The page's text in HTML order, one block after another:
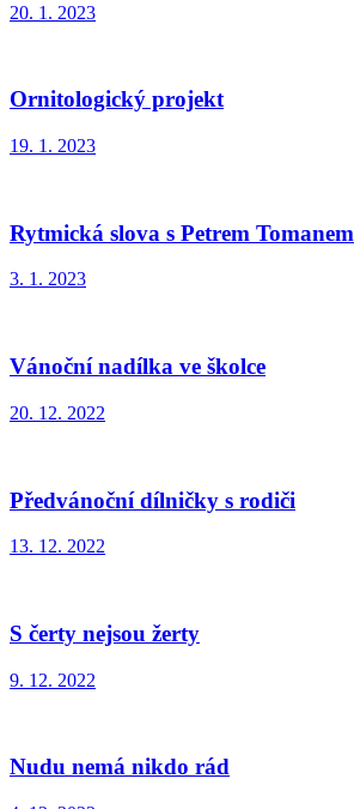
20. 1. 2023
Ornitologický projekt
19. 1. 2023
Rytmická slova s Petrem Tomanem
3. 1. 2023
Vánoční nadílka ve školce
20. 12. 2022
Předvánoční dílničky s rodiči
13. 12. 2022
S čerty nejsou žerty
9. 12. 2022
Nudu nemá nikdo rád